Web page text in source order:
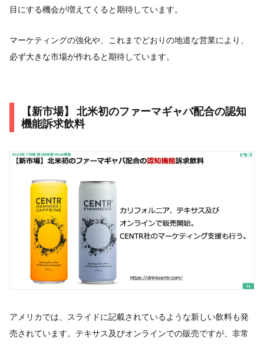
目にする機会が増えてくると期待しています。
マーケティングの強化や、これまでどおりの地道な営業により、
必ず大きな市場が作れると期待しています。
【新市場】 北米初のファーマギャバ配合の認知
機能訴求飲料
アメリカでは、スライドに記載されているような新しい飲料も発
売されています。テキサス及びオンラインでの販売ですが、非常